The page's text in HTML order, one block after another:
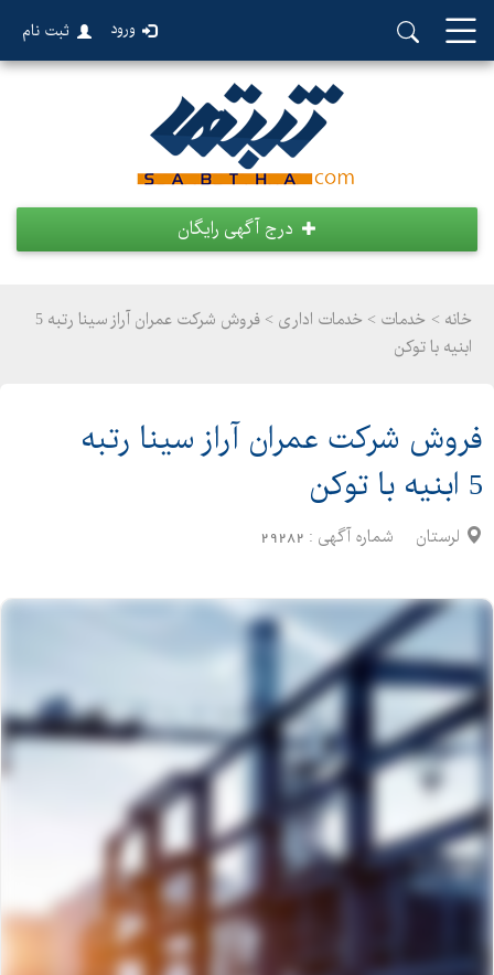
ورود ثبت نام
درج آگهی رایگان
خانه > خدمات >
خدمات اداری > فروش شرکت عمران آراز سینا رتبه 5
ابنیه با توکن
فروش شرکت عمران آراز سینا رتبه
5 ابنیه با توکن
لرستان شماره آگهی : 29282